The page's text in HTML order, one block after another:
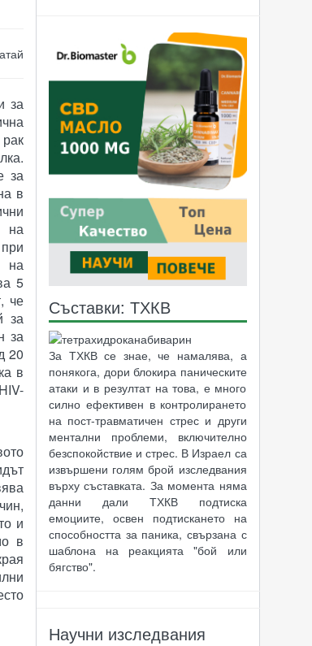
за
за
в
на
на
5
че
за
за
20
в
и
в
Съставки: ТХКВ
За ТХКВ се знае, че намалява, а
понякога, дори блокира паническите
атаки и в резултат на това, е много
силно ефективен в контролирането
на пост-травматичен стрес и други
ментални проблеми, включително
безспокойствие и стрес. В Израел са
извършени голям брой изследвания
върху съставката. За момента няма
данни дали ТХКВ подтиска
емоциите, освен подтискането на
способността за паника, свързана с
шаблона на реакцията "бой или
бягство".
Научни изследвания